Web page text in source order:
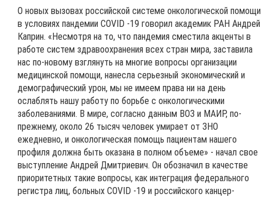
О новых вызовах российской системе онкологической помощи
в условиях пандемии COVID -19 говорил академик РАН Андрей
Каприн. «Несмотря на то, что пандемия сместила акценты в
работе систем здравоохранения всех стран мира, заставила
нас по-новому взглянуть на многие вопросы организации
медицинской помощи, нанесла серьезный экономический и
демографический урон, мы не имеем права ни на день
ослаблять нашу работу по борьбе с онкологическими
заболеваниями. В мире, согласно данным ВОЗ и МАИР, по-
прежнему, около 26 тысяч человек умирает от ЗНО
ежедневно, и онкологическая помощь пациентам нашего
профиля должна быть оказана в полном объеме» - начал свое
выступление Андрей Дмитриевич. Он обозначил в качестве
приоритетных такие вопросы, как интеграция федерального
регистра лиц, больных COVID -19 и российского канцер-